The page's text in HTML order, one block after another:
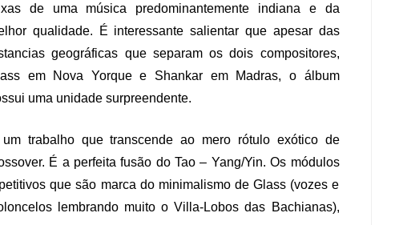
de uma música predominantemente indiana e da
qualidade. É interessante salientar que apesar das
geográficas que separam os dois compositores,
em Nova Yorque e Shankar em Madras, o álbum
uma unidade surpreendente.
trabalho que transcende ao mero rótulo exótico de
É a perfeita fusão do Tao – Yang/Yin. Os módulos
que são marca do minimalismo de Glass (vozes e
lembrando muito o Villa-Lobos das Bachianas),